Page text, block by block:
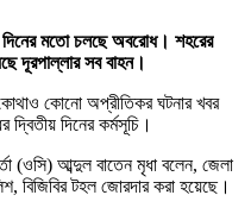
দিনের মতো চলছে অবরোধ। শহরের
দূরপাল্লার সব বাহন।
কোনো অপ্রীতিকর ঘটনার খবর
দিনের কর্মসূচি।
(ওসি) আব্দুল বাতেন মৃধা বলেন, জেলা
বিজিবির টহল জোরদার করা হয়েছে।